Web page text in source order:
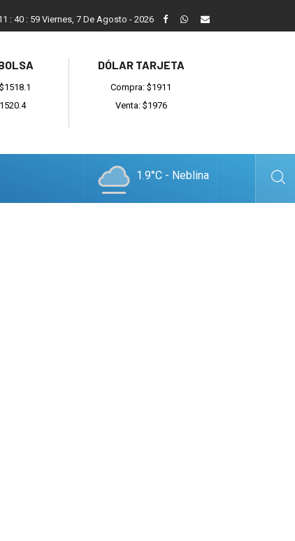
Reino recibió a instituciones y confirmó gestiones para
: 41 : 00 Viernes, 7 De Agosto - 2026
DÓLAR TARJETA
Compra: $1911
Venta: $1976
1.9°C - Neblina